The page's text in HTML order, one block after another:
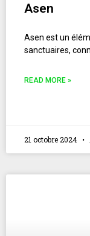
Asen
Asen est un
sanctuaires,
READ MORE »
21 octobre 2024